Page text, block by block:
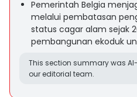
Pemerintah Belgia
melalui pembatasan
status cagar alam sejak
pembangunan ekoduk
This section summary was
our editorial team.